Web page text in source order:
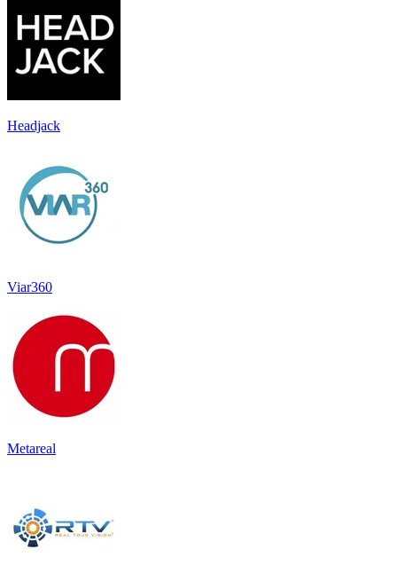
Headjack
Viar360
Metareal